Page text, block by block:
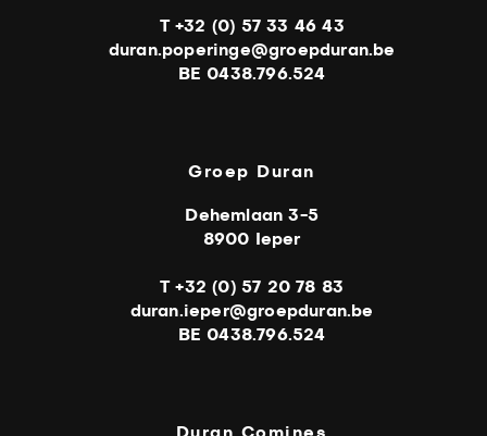
T +32 (0) 57 33 46 43
duran.poperinge@groepduran.be
BE 0438.796.524
Groep Duran
Dehemlaan 3-5
8900 Ieper
T +32 (0) 57 20 78 83
duran.ieper@groepduran.be
BE 0438.796.524